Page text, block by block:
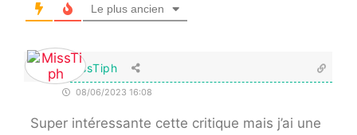
Le plus ancien
MissTiph
08/06/2023 16:08
Super intéressante cette critique mais j’ai une